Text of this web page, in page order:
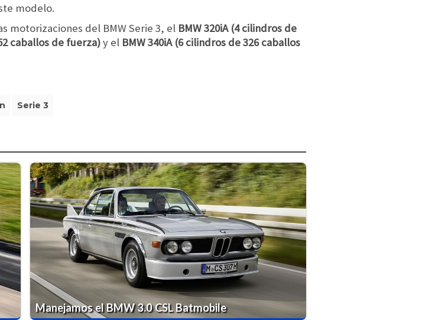
modelo.
motorizaciones del BMW Serie 3, el BMW 320iA (4 cilindros de
caballos de fuerza)y el BMW 340iA (6 cilindros de 326 caballos
Serie 3
Manejamos el BMW 3.0 CSL Batmobile